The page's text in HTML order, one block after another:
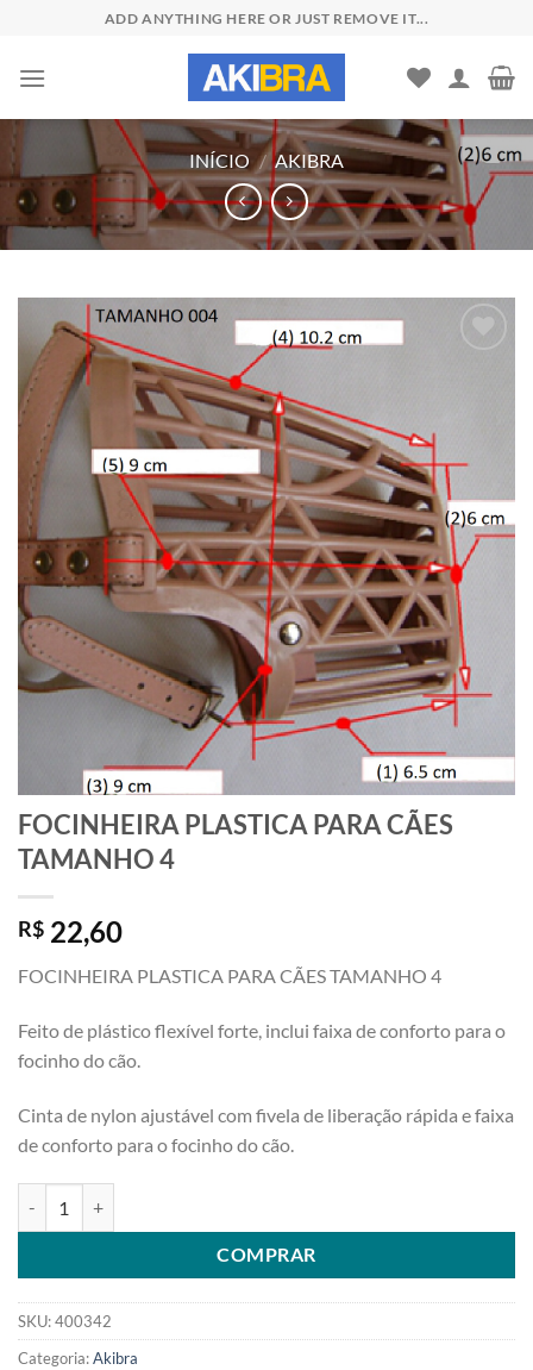
content
ADD ANYTHING HERE OR JUST REMOVE IT...
INÍCIO / AKIBRA
FOCINHEIRA PLASTICA PARA CÃES
TAMANHO 4
R$ 22,60
FOCINHEIRA PLASTICA PARA CÃES TAMANHO 4
Feito de plástico flexível forte, inclui faixa de conforto para o
focinho do cão.
Cinta de nylon ajustável com fivela de liberação rápida e faixa
de conforto para o focinho do cão.
COMPRAR
SKU:400342
Categoria:Akibra